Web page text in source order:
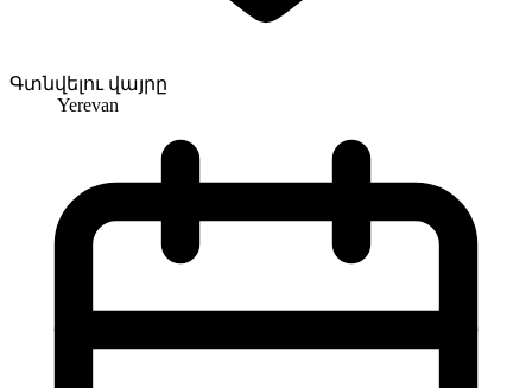
Գտնվելու վայրը
Yerevan